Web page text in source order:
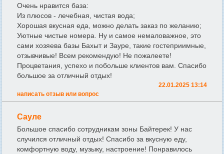
Очень нравится база:
Из плюсов - лечебная, чистая вода;
Хорошая вкусная еда, можно делать заказ по желанию;
Уютные чистые номера. Ну и самое немаловажное, это
сами хозяева базы Бахыт и Зауре, такие гостеприимные,
отзывчивые! Всем рекомендую! Не пожалеете!
Процветания, успехо и побольше клиентов вам. Спасибо
большое за отличный отдых!
22.01.2025 13:14
написать отзыв или вопрос
Сауле
Большое спасибо сотрудникам зоны Байтерек! У нас
случился отличный отдых! Спасибо за вкусную еду,
комфортную воду, музыку, настроение! Понравилось